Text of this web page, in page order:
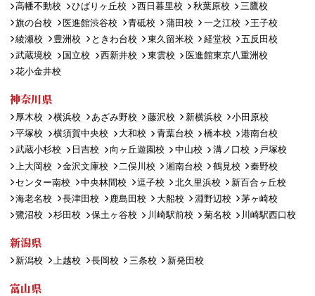
高幡不動校
ひばりヶ丘校 西日暮里校 秋葉原校
三鷹校
旗の台校
医進館渋谷校 青砥校 蒲田校 一之江校
王子校
綾瀬校
豊洲校 ときわ台校 東久留米校 経堂校
五反田校
武蔵境校
国立校 西新井校 東雲校
医進館東京八重洲校
花小金井校
神奈川県
厚木校 横浜校 あざみ野校 藤沢校 新横浜校
小田原校
平塚校
横須賀中央校 大和校 青葉台校 橋本校
港南台校
武蔵小杉校
日吉校 向ヶ丘遊園校 中山校 溝ノ口校
戸塚校
上大岡校
金沢文庫校 二俣川校 湘南台校 鶴見校
秦野校
センター南校
中央林間校 逗子校 北久里浜校
新百合ヶ丘校
海老名校
長津田校 鹿島田校 大船校 淵野辺校
茅ヶ崎校
鷺沼校
杉田校 保土ヶ谷校 川崎駅前校 菊名校 川崎駅西口校
新潟県
新潟校 上越校 長岡校 三条校 新発田校
富山県